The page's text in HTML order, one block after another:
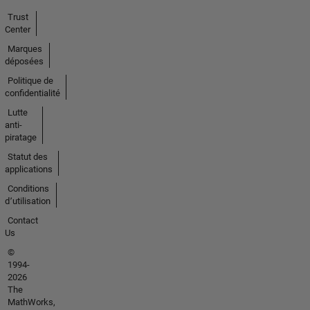
Trust
Center
Marques
déposées
Politique de
confidentialité
Lutte
anti-
piratage
Statut des
applications
Conditions
d՚utilisation
Contact
Us
©
1994-
2026
The
MathWorks,